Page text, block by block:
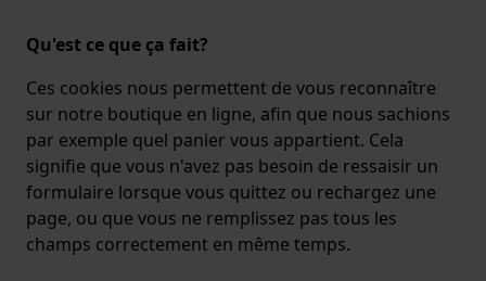
Qu'est ce que ça fait?
Ces cookies nous permettent de vous reconnaître
sur notre boutique en ligne, afin que nous sachions
par exemple quel panier vous appartient. Cela
signifie que vous n'avez pas besoin de ressaisir un
formulaire lorsque vous quittez ou rechargez une
page, ou que vous ne remplissez pas tous les
champs correctement en même temps.